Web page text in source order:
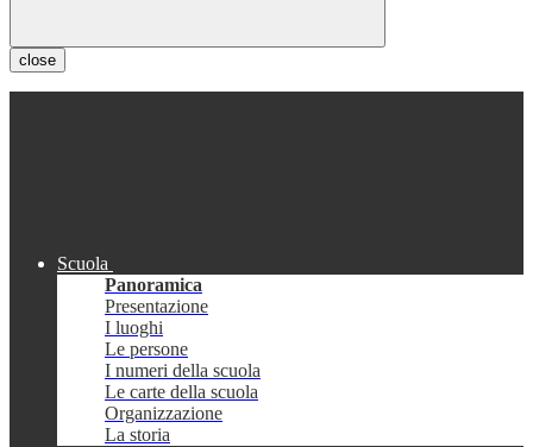
close
Scuola
Panoramica
Presentazione
I luoghi
Le persone
I numeri della scuola
Le carte della scuola
Organizzazione
La storia